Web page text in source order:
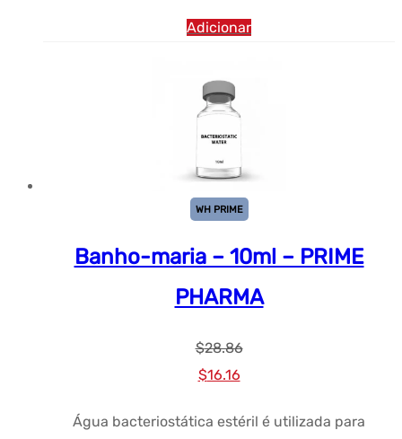
Adicionar
WH PRIME
Banho-maria – 10ml – PRIME
PHARMA
$28.86
Preço
era:
$16.16Preço
$16.16.
Água bacteriostática estéril é utilizada para